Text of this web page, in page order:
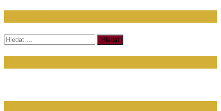
Vyhledávání